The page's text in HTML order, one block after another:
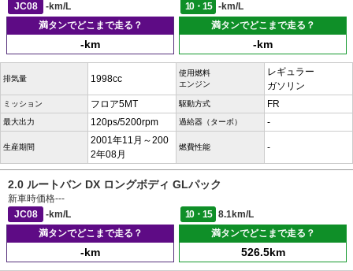
JC08
-km/L 10・15
-km/L
満タンでどこまで走る？
-km
満タンでどこまで走る？
-km
排気量 1998cc
使用燃料
エンジン
レギュラー
ガソリン
ミッション フロア5MT 駆動方式 FR
最大出力 120ps/5200rpm 過給器（ターボ） -
生産期間
2001年11月～200
2年08月
燃費性能 -
2.0 ルートバン DX ロングボディ GLパック
新車時価格---
JC08
-km/L 10・15
8.1km/L
満タンでどこまで走る？
-km
満タンでどこまで走る？
526.5km